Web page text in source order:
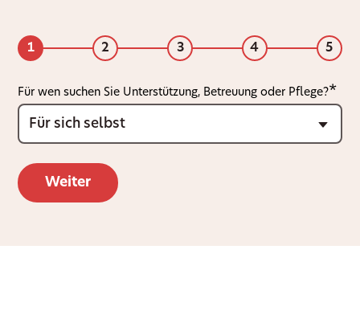
1 2 3 4 5
Für wen suchen Sie Unterstützung, Betreuung oder Pflege?